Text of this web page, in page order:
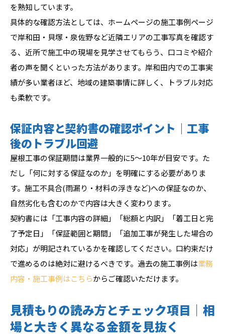
を熟知しています。
具体的な確認方法としては、ホームページの施工事例ページ
で岸和田・貝塚・泉佐野など近隣エリアの工事写真を確認す
る、近所で施工中の現場を見学させてもらう、口コミや紹介
者の声を聞くといった方法があります。岸和田内での工事実
績が多い業者ほど、地域の建築事情に詳しく、トラブル対応
も柔軟です。
保証内容と契約書の確認ポイント｜工事
後のトラブル回避
屋根工事の保証期間は業界一般的に5〜10年が目安です。た
だし「何に対する保証なのか」を明確にする必要がありま
す。施工不具合(雨漏り・材料の浮きなど)への保証なのか、
自然劣化も含むのかで内容は大きく変わります。
契約書には「工事内容の詳細」「総額と内訳」「着工日と完
了予定日」「保証範囲と期間」「追加工事が発生した場合の
対応」が明記されているかを確認してください。口約束だけ
で進めるのは絶対に避けるべきです。過去の施工事例は業務
内容・施工事例はこちらからご確認いただけます。
見積もりの読み方とチェック項目｜相
場と大きく異なる金額を見抜く